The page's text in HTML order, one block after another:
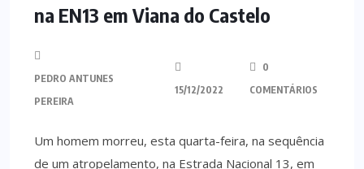
na EN13 em Viana do Castelo
PEDRO ANTUNES
PEREIRA
15/12/2022
0
COMENTÁRIOS
Um homem morreu, esta quarta-feira, na sequência
de um atropelamento, na Estrada Nacional 13, em